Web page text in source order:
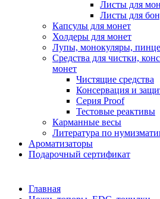
Листы для
Листы для
Капсулы для монет
Холдеры для монет
Лупы, монокуляры,
Средства для чистки,
монет
Чистящие средства
Консервация и
Серия Proof
Тестовые реактивы
Карманные весы
Литература по
Ароматизаторы
Подарочный сертификат
Главная